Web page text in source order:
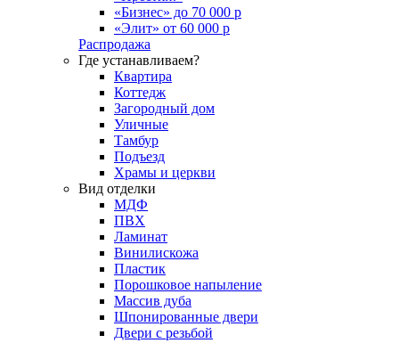
«Бизнес» до 70 000 р
«Элит» от 60 000 р
Распродажа
Где устанавливаем?
Квартира
Коттедж
Загородный дом
Уличные
Тамбур
Подъезд
Храмы и церкви
Вид отделки
МДФ
ПВХ
Ламинат
Винилискожа
Пластик
Порошковое напыление
Массив дуба
Шпонированные двери
Двери с резьбой